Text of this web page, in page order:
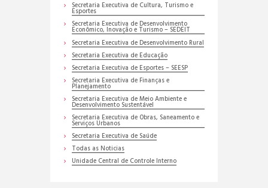
Secretaria Executiva de Cultura, Turismo e
Esportes
Secretaria Executiva de Desenvolvimento
Econômico, Inovação e Turismo – SEDEIT
Secretaria Executiva de Desenvolvimento Rural
Secretaria Executiva de Educação
Secretaria Executiva de Esportes – SEESP
Secretaria Executiva de Finanças e
Planejamento
Secretaria Executiva de Meio Ambiente e
Desenvolvimento Sustentável
Secretaria Executiva de Obras, Saneamento e
Serviços Urbanos
Secretaria Executiva de Saúde
Todas as Noticias
Unidade Central de Controle Interno